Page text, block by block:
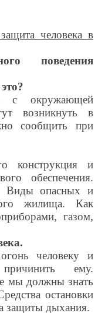
человека в
поведения
с окружающей
возникнуть в
сообщить при
конструкция и
обеспечения.
Виды опасных и
жилища. Как
газом,
человеку и
ему.
мы должны знать
остановки
защиты дыхания.